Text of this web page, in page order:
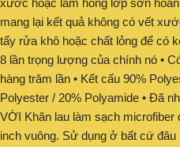
xước hoặc làm hỏng lớp sơn
mang lại kết quả không có vết
tẩy rửa khô hoặc chất lỏng để có
8 lần trọng lượng của chính nó •
hàng trăm lần • Kết cấu 90%
Polyester / 20% Polyamide • Đã
VỜI Khăn lau làm sạch
inch vuông. Sử dụng ở bất cứ